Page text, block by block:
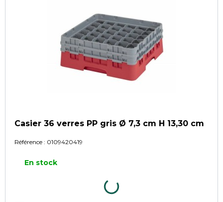
Casier 36 verres PP gris Ø 7,3 cm H 13,30 cm
Référence : 0109420419
En stock